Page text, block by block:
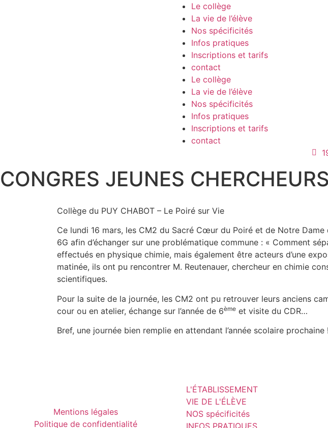
Le collège
La vie de l’élève
Nos spécificités
Infos pratiques
Inscriptions et tarifs
contact
Le collège
La vie de l’élève
Nos spécificités
Infos pratiques
Inscriptions et tarifs
contact
CONGRES JEUNES
Collège du PUY CHABOT – Le Poiré sur Vie
Ce lundi 16 mars, les CM2 du Sacré Cœur du Poiré et de Notre
6G afin d’échanger sur une problématique commune : « Comment
effectués en physique chimie, mais également être acteurs d’une
matinée, ils ont pu rencontrer M. Reutenauer, chercheur en chimie
scientifiques.
Pour la suite de la journée, les CM2 ont pu retrouver leurs anciens
cour ou en atelier, échange sur l’année de 6ème et visite du CDR…
Bref, une journée bien remplie en attendant l’année scolaire prochaine !
Mentions légales
Politique de confidentialité
L'ÉTABLISSEMENT
VIE DE L'ÉLÈVE
NOS spécificités